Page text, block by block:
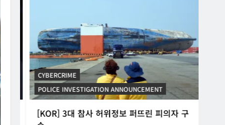
CYBERCRIME
POLICE INVESTIGATION ANNOUNCEMENT
[KOR] 3대 참사 허위정보 퍼뜨린 피의자 구